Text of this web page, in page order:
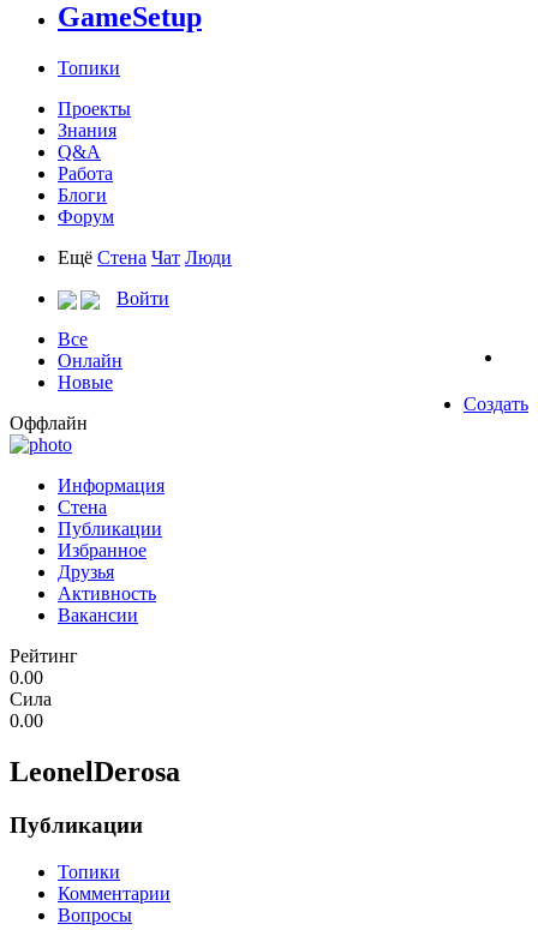
GameSetup
Топики
Проекты
Знания
Q&A
Работа
Блоги
Форум
Ещё Стена Чат Люди
Войти
Все
Онлайн
Новые
Создать
Оффлайн
Информация
Стена
Публикации
Избранное
Друзья
Активность
Вакансии
Рейтинг
0.00
Сила
0.00
LeonelDerosa
Публикации
Топики
Комментарии
Вопросы